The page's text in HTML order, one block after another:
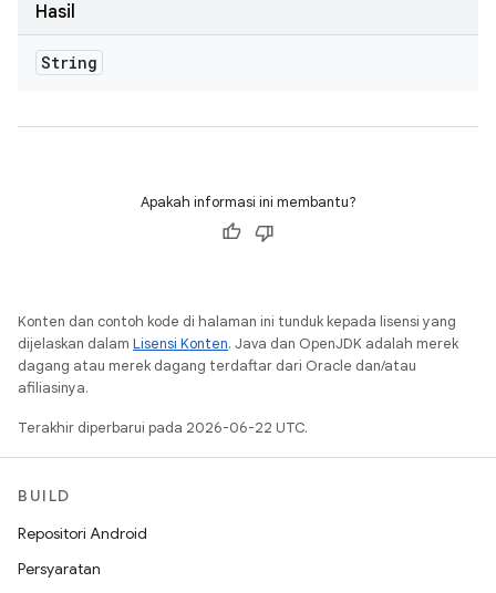
Hasil
String
Apakah informasi ini membantu?
Konten dan contoh kode di halaman ini tunduk kepada lisensi yang
dijelaskan dalam Lisensi Konten. Java dan OpenJDK adalah merek
dagang atau merek dagang terdaftar dari Oracle dan/atau
afiliasinya.
Terakhir diperbarui pada 2026-06-22 UTC.
BUILD
Repositori Android
Persyaratan